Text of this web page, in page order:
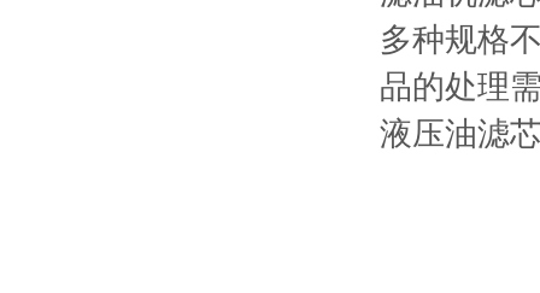
多种规格
品的处理
液压油滤